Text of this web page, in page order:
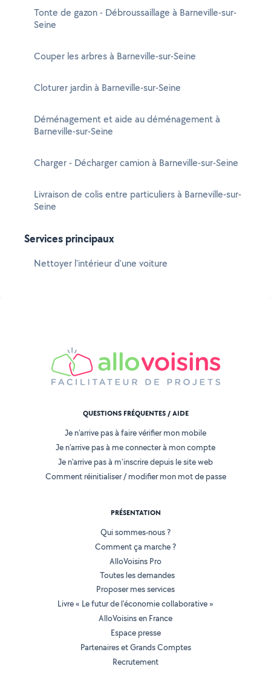
Tonte de gazon - Débroussaillage à Barneville-sur-
Seine
Couper les arbres à Barneville-sur-Seine
Cloturer jardin à Barneville-sur-Seine
Déménagement et aide au déménagement à
Barneville-sur-Seine
Charger - Décharger camion à Barneville-sur-Seine
Livraison de colis entre particuliers à Barneville-sur-
Seine
Services principaux
Nettoyer l'intérieur d'une voiture
QUESTIONS FRÉQUENTES / AIDE
Je n'arrive pas à faire vérifier mon mobile
Je n'arrive pas à me connecter à mon compte
Je n'arrive pas à m'inscrire depuis le site web
Comment réinitialiser / modifier mon mot de passe
PRÉSENTATION
Qui sommes-nous ?
Comment ça marche ?
AlloVoisins Pro
Toutes les demandes
Proposer mes services
Livre « Le futur de l'économie collaborative »
AlloVoisins en France
Espace presse
Partenaires et Grands Comptes
Recrutement